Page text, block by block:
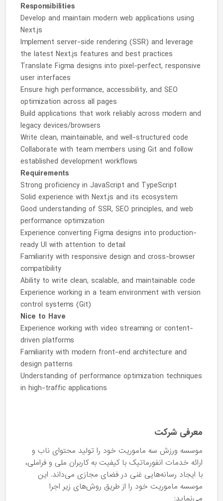
Responsibilities
Develop and maintain modern web applications using
Next.js
Implement server-side rendering (SSR) and leverage
the latest Next.js features and best practices
Translate Figma designs into pixel-perfect, responsive
user interfaces
Ensure high performance, accessibility, and SEO
optimization across all pages
Build applications that work reliably across modern and
legacy devices/browsers
Write clean, maintainable, and well-structured code
Collaborate with team members using Git and follow
established development workflows
Requirements
Strong proficiency in JavaScript and TypeScript
Solid experience with Next.js and its ecosystem
Good understanding of SSR, SEO principles, and web
performance optimization
Experience converting Figma designs into production-
ready UI with attention to detail
Familiarity with responsive design and cross-browser
compatibility
Ability to write clean, scalable, and maintainable code
Experience working in a team environment with version
control systems (Git)
Nice to Have
Experience working with video streaming or content-
driven platforms
Familiarity with modern front-end architecture and
design patterns
Understanding of performance optimization techniques
in high-traffic applications
معرفی شرکت
موسسه ورزش سه ماموریت خود را تولید محتوای ناب و
ارائه خدمات انفورماتیک با کیفیت به کاربران ملی و فراملی،
با ایجاد رسانه‌هایی غنی در فضای مجازی می‌داند. این
موسسه ماموریت خود را از طریق روش‌های زیر اجرا
می‌نماید: